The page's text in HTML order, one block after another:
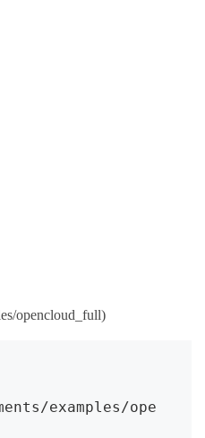
opencloud_full)
examples/ope